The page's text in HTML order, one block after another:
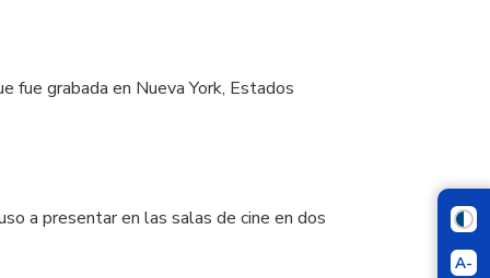
A-
fue grabada en Nueva York, Estados
a presentar en las salas de cine en dos